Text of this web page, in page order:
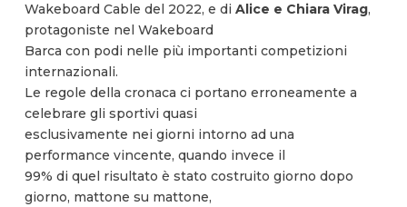
Wakeboard Cable del 2022, e di Alice e Chiara Virag,
protagoniste nel Wakeboard
Barca con podi nelle più importanti competizioni
internazionali.
Le regole della cronaca ci portano erroneamente a
celebrare gli sportivi quasi
esclusivamente nei giorni intorno ad una
performance vincente, quando invece il
99% di quel risultato è stato costruito giorno dopo
giorno, mattone su mattone,